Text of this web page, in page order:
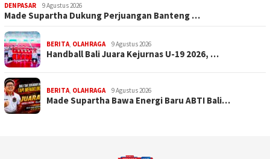
DENPASAR 9 Agustus 2026
Made Supartha Dukung Perjuangan Banteng …
BERITA OLAHRAGA 9 Agustus 2026
Handball Bali Juara Kejurnas U-19 2026, …
BERITA OLAHRAGA 9 Agustus 2026
Made Supartha Bawa Energi Baru ABTI Bali…